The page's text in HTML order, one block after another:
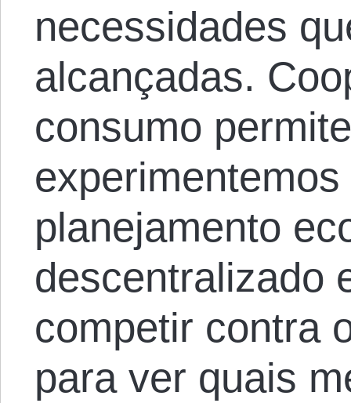
necessidades
alcançadas.
consumo
planejamento
descentralizado
competir contra
para ver quais